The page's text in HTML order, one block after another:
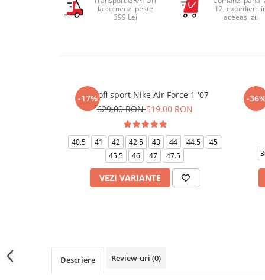
la comenzi peste
399 Lei
12, expediem
aceeași zi!
-17%
Pantofi sport Nike Air Force 1 '07
629,00 RON519,00 RON
40.5 41 42 42.5 43 44 44.5
45
45.5
46 47 47.5
VEZI VARIANTE
-
Descriere Review-uri (0)